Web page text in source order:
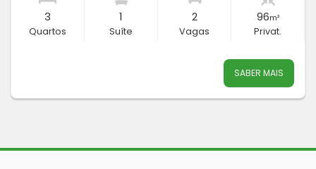
3
Quartos
1
Suíte
2
Vagas
96m²
Privat.
SABER MAIS